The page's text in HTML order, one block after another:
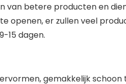
van betere producten en
openen, er zullen veel
15 dagen.
gemakkelijk